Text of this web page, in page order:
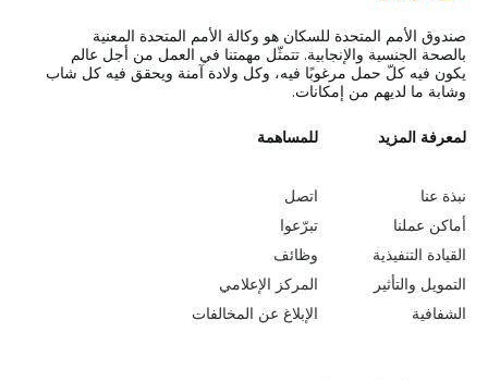
صندوق الأمم المتحدة للسكان هو وكالة الأمم المتحدة المعنية
بالصحة الجنسية والإنجابية. تتمثّل مهمتنا في العمل من أجل عالم
يكون فيه كلّ حمل مرغوبًا فيه، وكل ولادة آمنة ويحقق فيه كل شاب
وشابة ما لديهم من إمكانات.
L
e
a
r
n
لمعرفة المزيد
نبذة عنا
أماكن عملنا
القيادة التنفيذية
التمويل والتأثير
الشفافية
G
o
b
e
y
للمساهمة
اتصل
تبرّعوا
وظائف
المركز الإعلامي
الإبلاغ عن المخالفات